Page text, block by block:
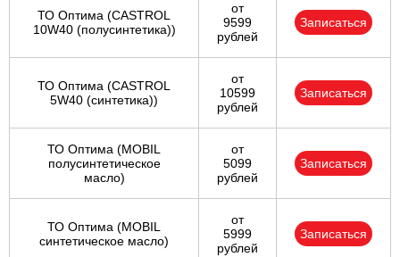
ТО Оптима (CASTROL
10W40 (полусинтетика))
от
9599
рублей
Записаться
ТО Оптима (CASTROL
5W40 (синтетика))
от
10599
рублей
Записаться
ТО Оптима (MOBIL
полусинтетическое
масло)
от
5099
рублей
Записаться
ТО Оптима (MOBIL
синтетическое масло)
от
5999
рублей
Записаться